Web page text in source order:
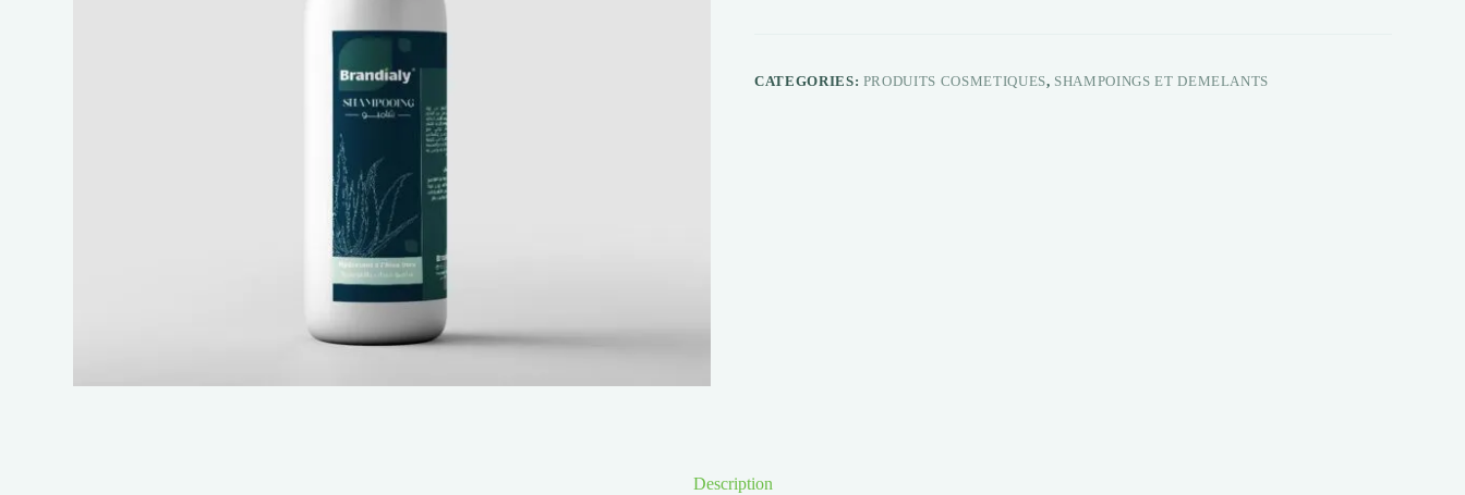
CATEGORIES: PRODUITS COSMETIQUES, SHAMPOINGS ET DEMELANTS
Description